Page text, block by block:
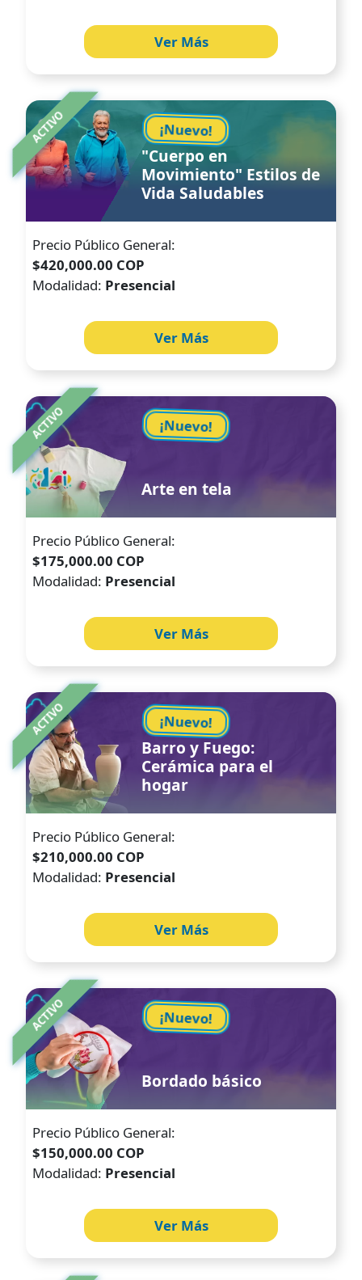
Ver Más
ACTIVO ¡Nuevo!
Image
"Cuerpo en
Movimiento" Estilos de
Vida Saludables
Precio Público General:
$420,000.00 COP
Modalidad: Presencial
Ver Más
ACTIVO ¡Nuevo!
Image
Arte en tela
Precio Público General:
$175,000.00 COP
Modalidad: Presencial
Ver Más
ACTIVO ¡Nuevo!
Image
Barro y Fuego:
Cerámica para el
hogar
Precio Público General:
$210,000.00 COP
Modalidad: Presencial
Ver Más
ACTIVO ¡Nuevo!
Image
Bordado básico
Precio Público General:
$150,000.00 COP
Modalidad: Presencial
Ver Más